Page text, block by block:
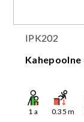
IPK202
Kahepoolne
1 a 0.35 m